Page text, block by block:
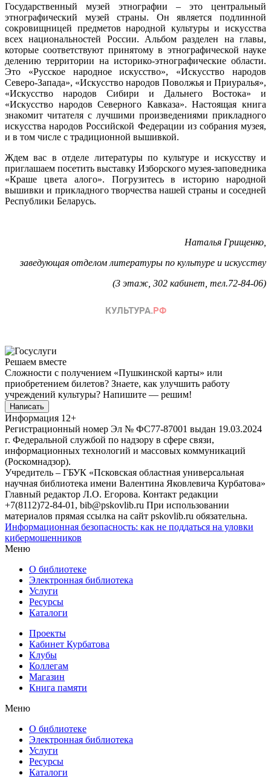
Государственный музей этнографии – это центральный
этнографический музей страны. Он является подлинной
сокровищницей предметов народной культуры и искусства
всех национальностей России. Альбом разделен на главы,
которые соответствуют принятому в этнографической науке
делению территории на историко-этнографические области.
Это «Русское народное искусство», «Искусство народов
Северо-Запада», «Искусство народов Поволжья и Приуралья»,
«Искусство народов Сибири и Дальнего Востока» и
«Искусство народов Северного Кавказа». Настоящая книга
знакомит читателя с лучшими произведениями прикладного
искусства народов Российской Федерации из собрания музея,
и в том числе с традиционной вышивкой.
Ждем вас в отделе литературы по культуре и искусству и
приглашаем посетить выставку Изборского музея-заповедника
«Краше цвета алого». Погрузитесь в историю народной
вышивки и прикладного творчества нашей страны и соседней
Республики Беларусь.
Наталья Грищенко,
заведующая отделом литературы по культуре и искусству
(3 этаж, 302 кабинет, тел.72-84-06)
Решаем вместе
Сложности с получением «Пушкинской карты» или
приобретением билетов? Знаете, как улучшить работу
учреждений культуры? Напишите — решим!
Написать
Информация 12+
Регистрационный номер Эл № ФС77-87001 выдан 19.03.2024
г. Федеральной службой по надзору в сфере связи,
информационных технологий и массовых коммуникаций
(Роскомнадзор).
Учредитель – ГБУК «Псковская областная универсальная
научная библиотека имени Валентина Яковлевича Курбатова»
Главный редактор Л.О. Егорова. Контакт редакции
+7(8112)72-84-01, bib@pskovlib.ru При использовании
материалов прямая ссылка на сайт pskovlib.ru обязательна.
Информационная безопасность: как не поддаться на уловки
кибермошенников
Меню
О библиотеке
Электронная библиотека
Услуги
Ресурсы
Каталоги
Проекты
Кабинет Курбатова
Клубы
Коллегам
Магазин
Книга памяти
Меню
О библиотеке
Электронная библиотека
Услуги
Ресурсы
Каталоги